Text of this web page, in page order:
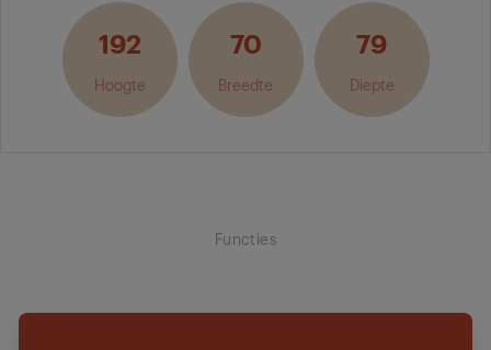
192
Hoogte
70
Breedte
79
Diepte
Functies